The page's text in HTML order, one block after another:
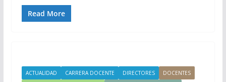
Read More
ACTUALIDAD CARRERA DOCENTE DIRECTORES
DOCENTES